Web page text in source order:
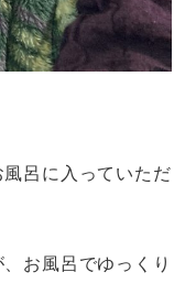
呂に入っていただ
お風呂でゆっくり